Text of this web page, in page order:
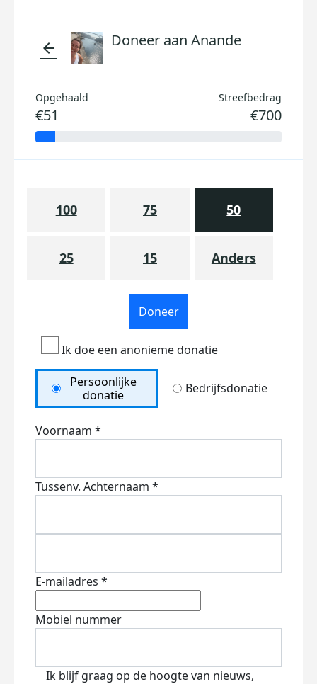
arrow_back Doneer aan Anande
Opgehaald
€51
Streefbedrag
€700
100 75 50
25 15 Anders
Doneer
Ik doe een anonieme donatie
Persoonlijke
donatie
Bedrijfsdonatie
Voornaam *
Tussenv. Achternaam *
E-mailadres *
Mobiel nummer
Ik blijf graag op de hoogte van nieuws,